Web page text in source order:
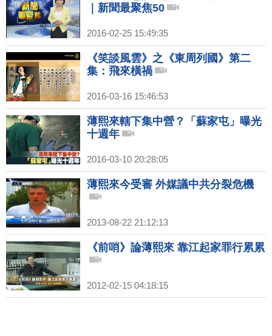
｜新聞最聚焦50
2016-02-25 15:49:35
《笑談風雲》之《東周列國》第二
集：飛來橫禍
2016-03-16 15:46:53
薄熙來轄下集中營？「蘇家屯」曝光
十週年
2016-03-10 20:28:05
薄熙來今受審 外媒議中共分裂危機
2013-08-22 21:12:13
《前哨》論薄熙來 靠江起家罪行累累
2012-02-15 04:18:15